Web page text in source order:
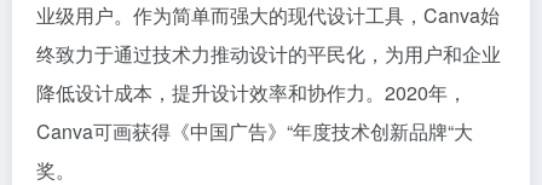
业级用户。作为简单而强大的现代设计工具，Canva始
终致力于通过技术力推动设计的平民化，为用户和企业
降低设计成本，提升设计效率和协作力。2020年，
Canva可画获得《中国广告》“年度技术创新品牌“大
奖。